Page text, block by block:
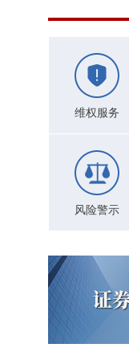
维权服务
风险警示